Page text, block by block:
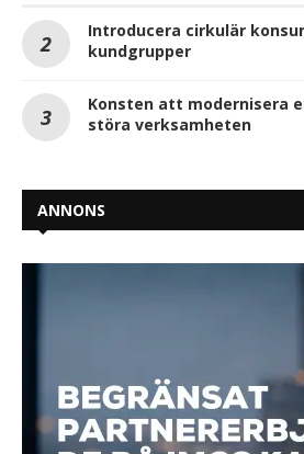
Introducera cirkulär
kundgrupper
Konsten att modernisera
störa verksamheten
ANNONS